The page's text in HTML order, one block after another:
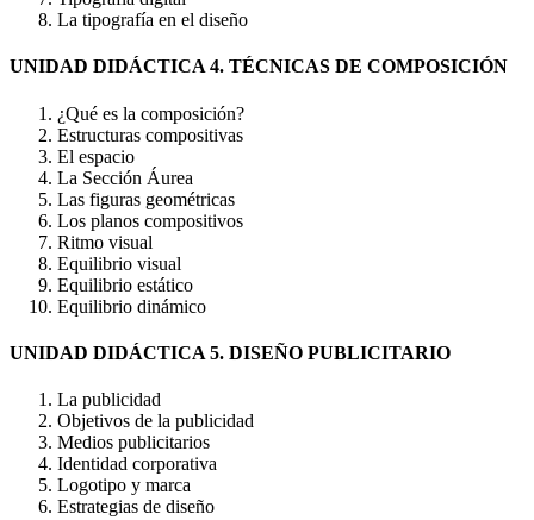
La tipografía en el diseño
UNIDAD DIDÁCTICA 4. TÉCNICAS DE COMPOSICIÓN
¿Qué es la composición?
Estructuras compositivas
El espacio
La Sección Áurea
Las figuras geométricas
Los planos compositivos
Ritmo visual
Equilibrio visual
Equilibrio estático
Equilibrio dinámico
UNIDAD DIDÁCTICA 5. DISEÑO PUBLICITARIO
La publicidad
Objetivos de la publicidad
Medios publicitarios
Identidad corporativa
Logotipo y marca
Estrategias de diseño